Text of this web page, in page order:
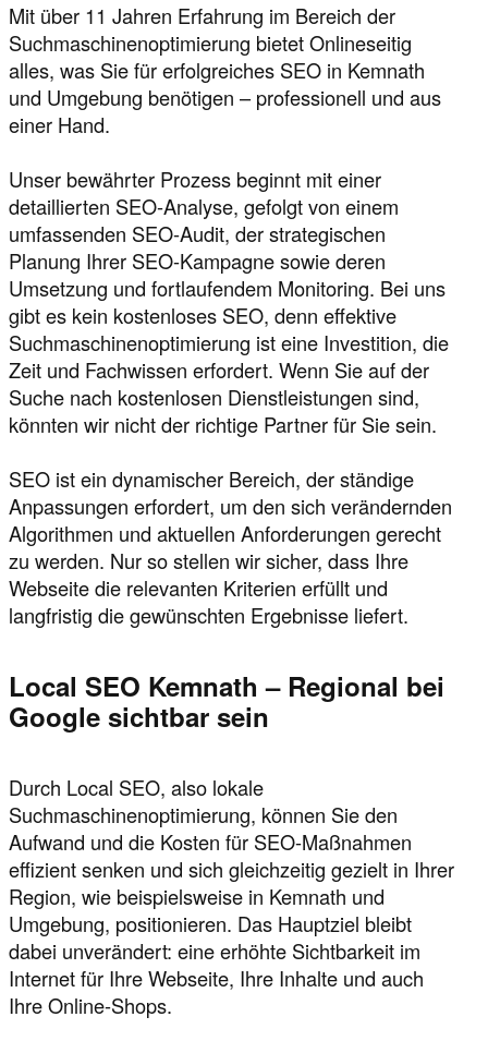
Mit über 11 Jahren Erfahrung im Bereich der
Suchmaschinenoptimierung bietet Onlineseitig
alles, was Sie für erfolgreiches SEO in Kemnath
und Umgebung benötigen – professionell und aus
einer Hand.
Unser bewährter Prozess beginnt mit einer
detaillierten SEO-Analyse, gefolgt von einem
umfassenden SEO-Audit, der strategischen
Planung Ihrer SEO-Kampagne sowie deren
Umsetzung und fortlaufendem Monitoring. Bei uns
gibt es kein kostenloses SEO, denn effektive
Suchmaschinenoptimierung ist eine Investition, die
Zeit und Fachwissen erfordert. Wenn Sie auf der
Suche nach kostenlosen Dienstleistungen sind,
könnten wir nicht der richtige Partner für Sie sein.
SEO ist ein dynamischer Bereich, der ständige
Anpassungen erfordert, um den sich verändernden
Algorithmen und aktuellen Anforderungen gerecht
zu werden. Nur so stellen wir sicher, dass Ihre
Webseite die relevanten Kriterien erfüllt und
langfristig die gewünschten Ergebnisse liefert.
Local SEO Kemnath – Regional bei
Google sichtbar sein
Durch Local SEO, also lokale
Suchmaschinenoptimierung, können Sie den
Aufwand und die Kosten für SEO-Maßnahmen
effizient senken und sich gleichzeitig gezielt in Ihrer
Region, wie beispielsweise in Kemnath und
Umgebung, positionieren. Das Hauptziel bleibt
dabei unverändert: eine erhöhte Sichtbarkeit im
Internet für Ihre Webseite, Ihre Inhalte und auch
Ihre Online-Shops.